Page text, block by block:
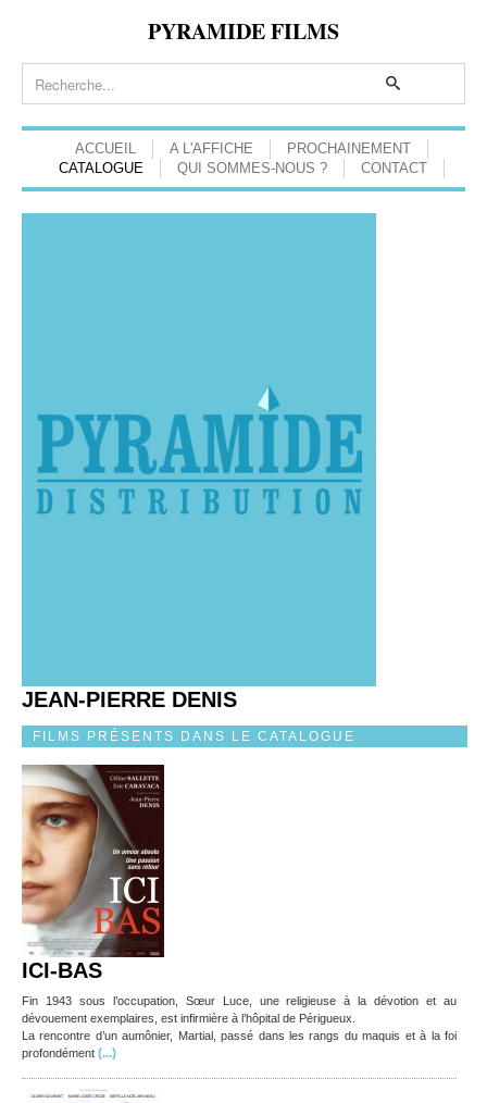
PYRAMIDE FILMS
ACCUEIL A L'AFFICHE
PROCHAINEMENT
CATALOGUE
QUI SOMMES-NOUS ? CONTACT
JEAN-PIERRE DENIS
FILMS PRÉSENTS DANS LE CATALOGUE
ICI-BAS
Fin 1943 sous l’occupation, Sœur Luce, une religieuse à la dévotion et au
dévouement exemplaires, est infirmière à l’hôpital de Périgueux.
La rencontre d’un aumônier, Martial, passé dans les rangs du maquis et à la foi
profondément (...)